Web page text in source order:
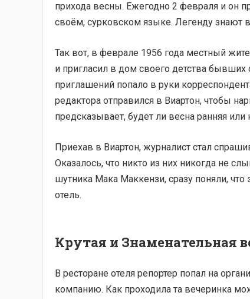
прихода весны. Ежегодно 2 февраля и он
своём, сурковском языке. Легенду знают
Так вот, в феврале 1956 года местный
и пригласил в дом своего детства бывших
приглашений попало в руки
редактора отправился в Виартон, чтобы
предсказывает, будет ли весна ранняя или
Приехав в Виартон, журналист стал
Оказалось, что никто из них никогда не
шутника Мака Маккензи, сразу поняли,
отель.
Крутая и Знаменательная
В ресторане отеля репортер попал на
компанию. Как проходила та вечеринка